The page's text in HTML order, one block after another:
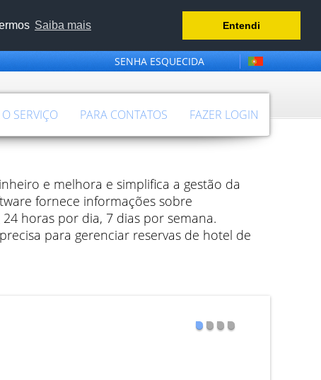
Saiba mais Entendi
SENHA ESQUECIDA
SERVIÇO PARA CONTATOS FAZER LOGIN
e melhora e simplifica a gestão da
fornece informações sobre
horas por dia, 7 dias por semana.
para gerenciar reservas de hotel de